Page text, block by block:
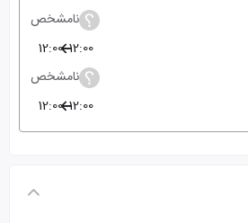
نامشخص
12:00
12:00
نامشخص
12:00
12:00